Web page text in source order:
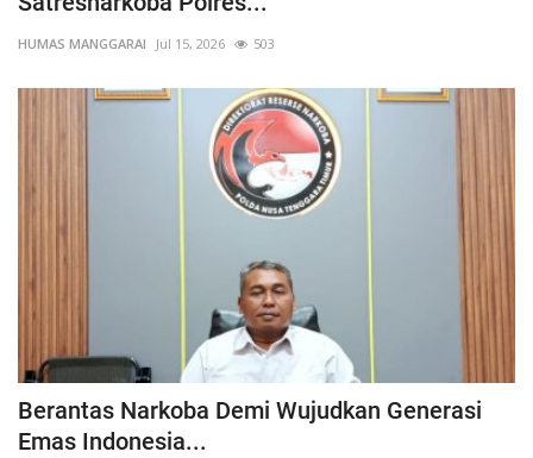
HUMAS MANGGARAI Jul 15, 2026 503
Berantas Narkoba Demi Wujudkan Generasi
Emas Indonesia...